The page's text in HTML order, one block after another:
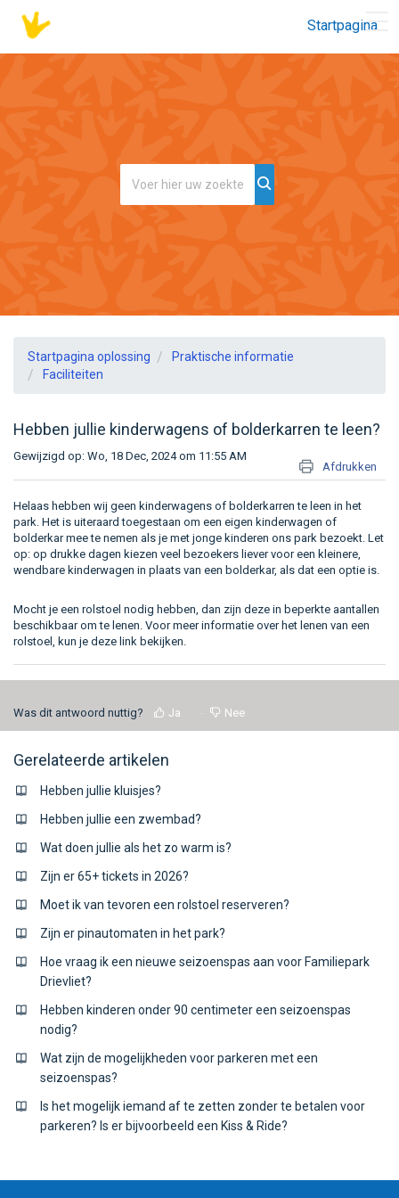
Startpagina
Startpagina oplossing
Praktische informatie
Faciliteiten
Hebben jullie kinderwagens of bolderkarren te leen?
Afdrukken
Gewijzigd op: Wo, 18 Dec, 2024 om 11:55 AM
Helaas hebben wij geen kinderwagens of bolderkarren te leen in het
park. Het is uiteraard toegestaan om een eigen kinderwagen of
bolderkar mee te nemen als je met jonge kinderen ons park bezoekt. Let
op: op drukke dagen kiezen veel bezoekers liever voor een kleinere,
wendbare kinderwagen in plaats van een bolderkar, als dat een optie is.
Mocht je een rolstoel nodig hebben, dan zijn deze in beperkte aantallen
beschikbaar om te lenen. Voor meer informatie over het lenen van een
rolstoel, kun je deze link bekijken.
Was dit antwoord nuttig? Ja Nee
Gerelateerde artikelen
Hebben jullie kluisjes?
Hebben jullie een zwembad?
Wat doen jullie als het zo warm is?
Zijn er 65+ tickets in 2026?
Moet ik van tevoren een rolstoel reserveren?
Zijn er pinautomaten in het park?
Hoe vraag ik een nieuwe seizoenspas aan voor Familiepark
Drievliet?
Hebben kinderen onder 90 centimeter een seizoenspas
nodig?
Wat zijn de mogelijkheden voor parkeren met een
seizoenspas?
Is het mogelijk iemand af te zetten zonder te betalen voor
parkeren? Is er bijvoorbeeld een Kiss & Ride?